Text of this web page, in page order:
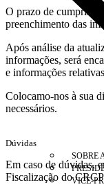
SOBRE
VICE-
O prazo de
preenchimento das
Após análise da
informações, será
e informações relativas
Colocamo-nos à sua
necessários.
Dúvidas
Em caso de dúvidas,
Fiscalização do